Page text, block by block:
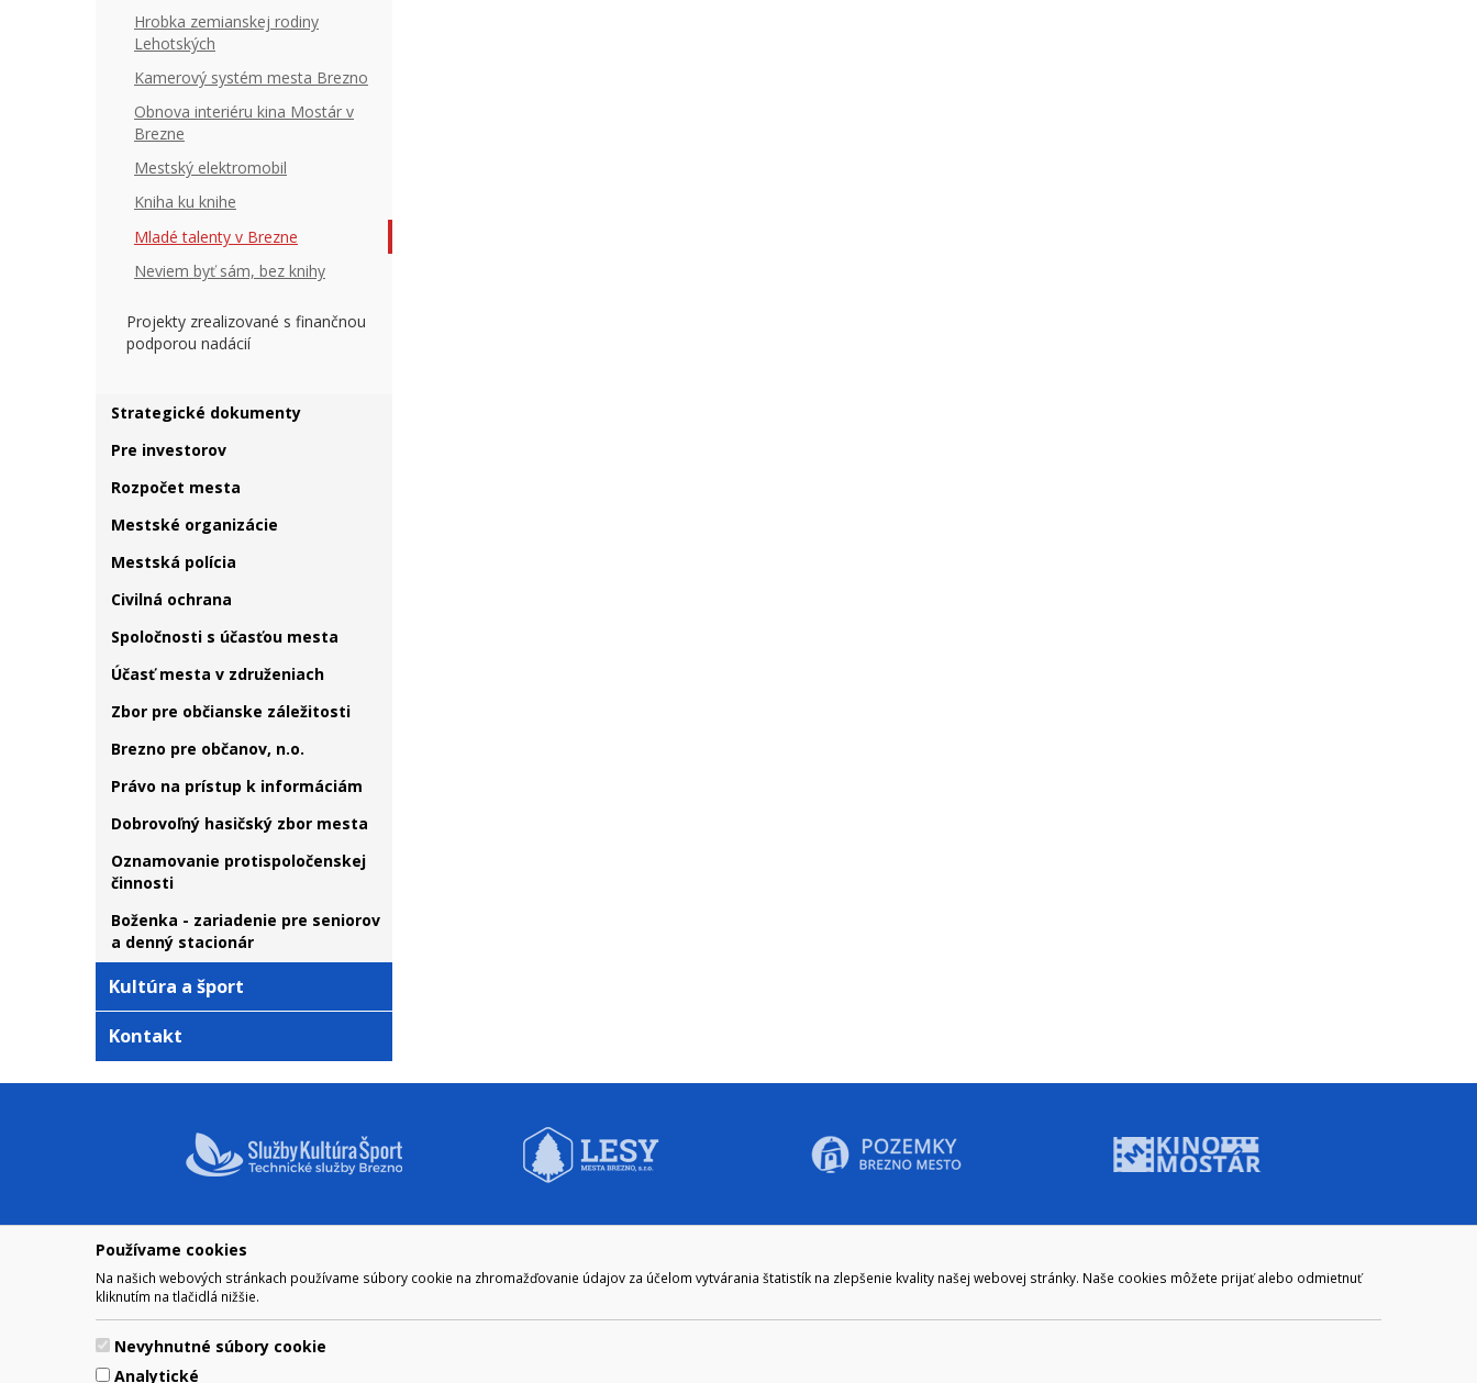
Používame cookies
Na našich webových stránkach používame súbory cookie na zhromažďovanie údajov za účelom vytvárania štatistík na zlepšenie kvality našej webovej stránky. Naše cookies môžete prijať alebo odmietnuť
kliknutím na tlačidlá nižšie.
Nevyhnutné súbory cookie
Analytické
Hrobka zemianskej rodiny
Lehotských
Kamerový systém mesta Brezno
Obnova interiéru kina Mostár v
Brezne
Mestský elektromobil
Kniha ku knihe
Mladé talenty v Brezne
Neviem byť sám, bez knihy
Projekty zrealizované s finančnou
podporou nadácií
Strategické dokumenty
Pre investorov
Rozpočet mesta
Mestské organizácie
Mestská polícia
Civilná ochrana
Spoločnosti s účasťou mesta
Účasť mesta v združeniach
Zbor pre občianske záležitosti
Brezno pre občanov, n.o.
Právo na prístup k informáciám
Dobrovoľný hasičský zbor mesta
Oznamovanie protispoločenskej
činnosti
Boženka - zariadenie pre seniorov
a denný stacionár
Kultúra a šport
Kontakt
NAVIGÁCIA
Mesto Brezno
Samospráva
Kultúra a šport
OTVÁRACIE HODINY:
KONTAKT
ADRESA